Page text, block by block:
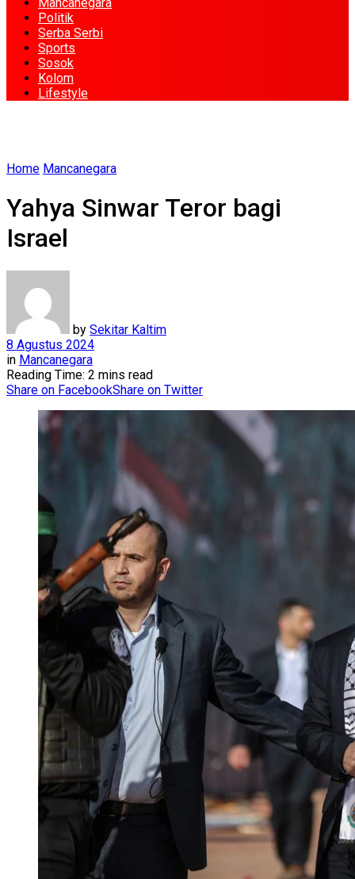
Politik
Serba Serbi
Sports
Sosok
Kolom
Lifestyle
Home Mancanegara
Yahya Sinwar Teror bagi
Israel
by Sekitar Kaltim
8 Agustus 2024
in Mancanegara
Reading Time: 2 mins read
Share on FacebookShare on Twitter